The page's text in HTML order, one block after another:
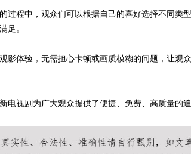
过程中，观众们可以根据自己的喜好选择不同类
足。
影体验，无需担心卡顿或画质模糊的问题，让观
电视剧为广大观众提供了便捷、免费、高质量的